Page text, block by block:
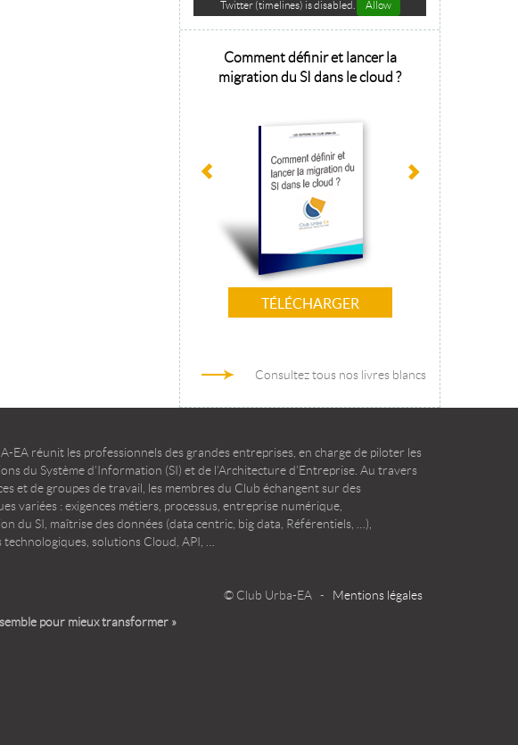
Twitter (timelines) is disabled. Allow
Comment définir et lancer la
migration du SI dans le cloud ?
TÉLÉCHARGER
Architecture
Consultez tous nos livres blancs
EA réunit les professionnels des grandes entreprises, en charge de piloter les
du Système d’Information (SI) et de l’Architecture d’Entreprise. Au travers
et de groupes de travail, les membres du Club échangent sur des
variées : exigences métiers, processus, entreprise numérique,
du SI, maîtrise des données (data centric, big data, Référentiels, …),
solutions Cloud, API, …
© Club Urba-EA - Mentions légales
pour mieux transformer »